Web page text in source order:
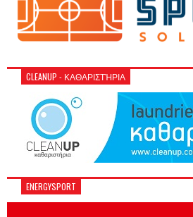
CLEANUP - ΚΑΘΑΡΙΣΤΉΡΙΑ
ENERGYSPORT